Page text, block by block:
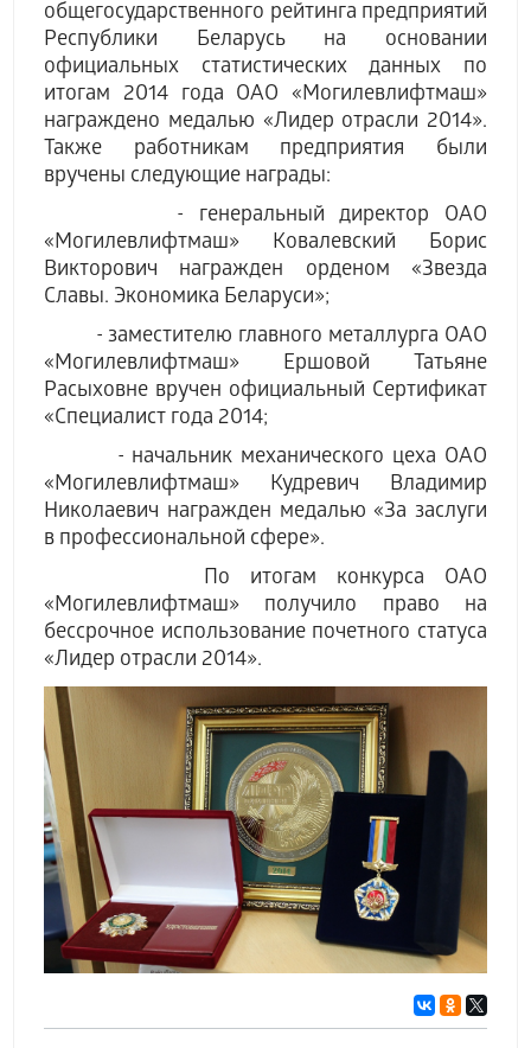
общегосударственного рейтинга предприятий
Республики Беларусь на основании
официальных статистических данных по
итогам 2014 года ОАО «Могилевлифтмаш»
награждено медалью «Лидер отрасли 2014».
Также работникам предприятия были
вручены следующие награды:
- генеральный директор ОАО
«Могилевлифтмаш» Ковалевский Борис
Викторович награжден орденом «Звезда
Славы. Экономика Беларуси»;
- заместителю главного металлурга ОАО
«Могилевлифтмаш» Ершовой Татьяне
Расыховне вручен официальный Сертификат
«Специалист года 2014;
- начальник механического цеха ОАО
«Могилевлифтмаш» Кудревич Владимир
Николаевич награжден медалью «За заслуги
в профессиональной сфере».
По итогам конкурса ОАО
«Могилевлифтмаш» получило право на
бессрочное использование почетного статуса
«Лидер отрасли 2014».